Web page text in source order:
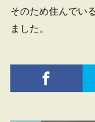
そのため住んでい
ました。